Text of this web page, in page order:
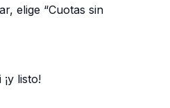
elige “Cuotas sin
listo!